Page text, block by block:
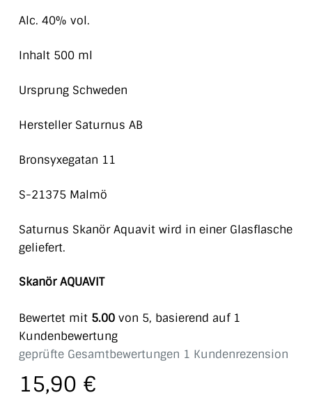
Alc. 40% vol.
Inhalt 500 ml
Ursprung Schweden
Hersteller Saturnus AB
Bronsyxegatan 11
S-21375 Malmö
Saturnus Skanör Aquavit wird in einer Glasflasche
geliefert.
Skanör AQUAVIT
Bewertet mit 5.00von 5, basierend auf 1
Kundenbewertung
geprüfte Gesamtbewertungen 1 Kundenrezension
15,90 €